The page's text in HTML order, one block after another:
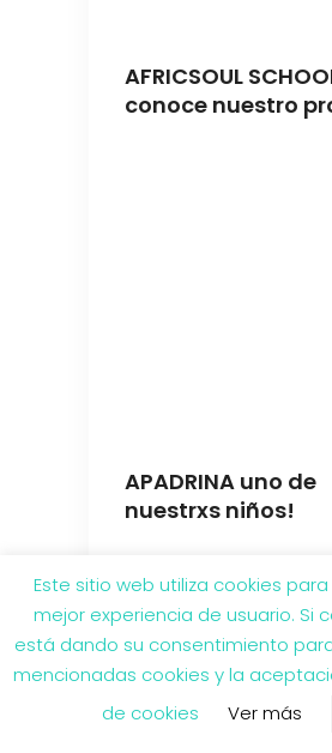
AFRICSOUL
conoce nuestro
APADRINA uno de
nuestrxs niños!
Este sitio web utiliza cookies
mejor experiencia de usuario. Si
está dando su consentimiento
mencionadas cookies y la
de cookies
Ver más